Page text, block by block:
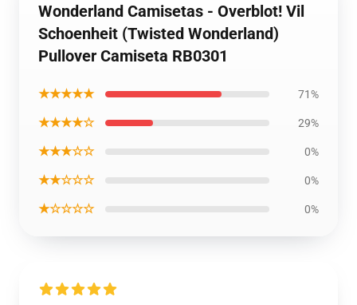
Wonderland Camisetas - Overblot! Vil
Schoenheit (Twisted Wonderland)
Pullover Camiseta RB0301
★★★★★ 71%
★★★★☆ 29%
★★★☆☆ 0%
★★☆☆☆ 0%
★☆☆☆☆ 0%